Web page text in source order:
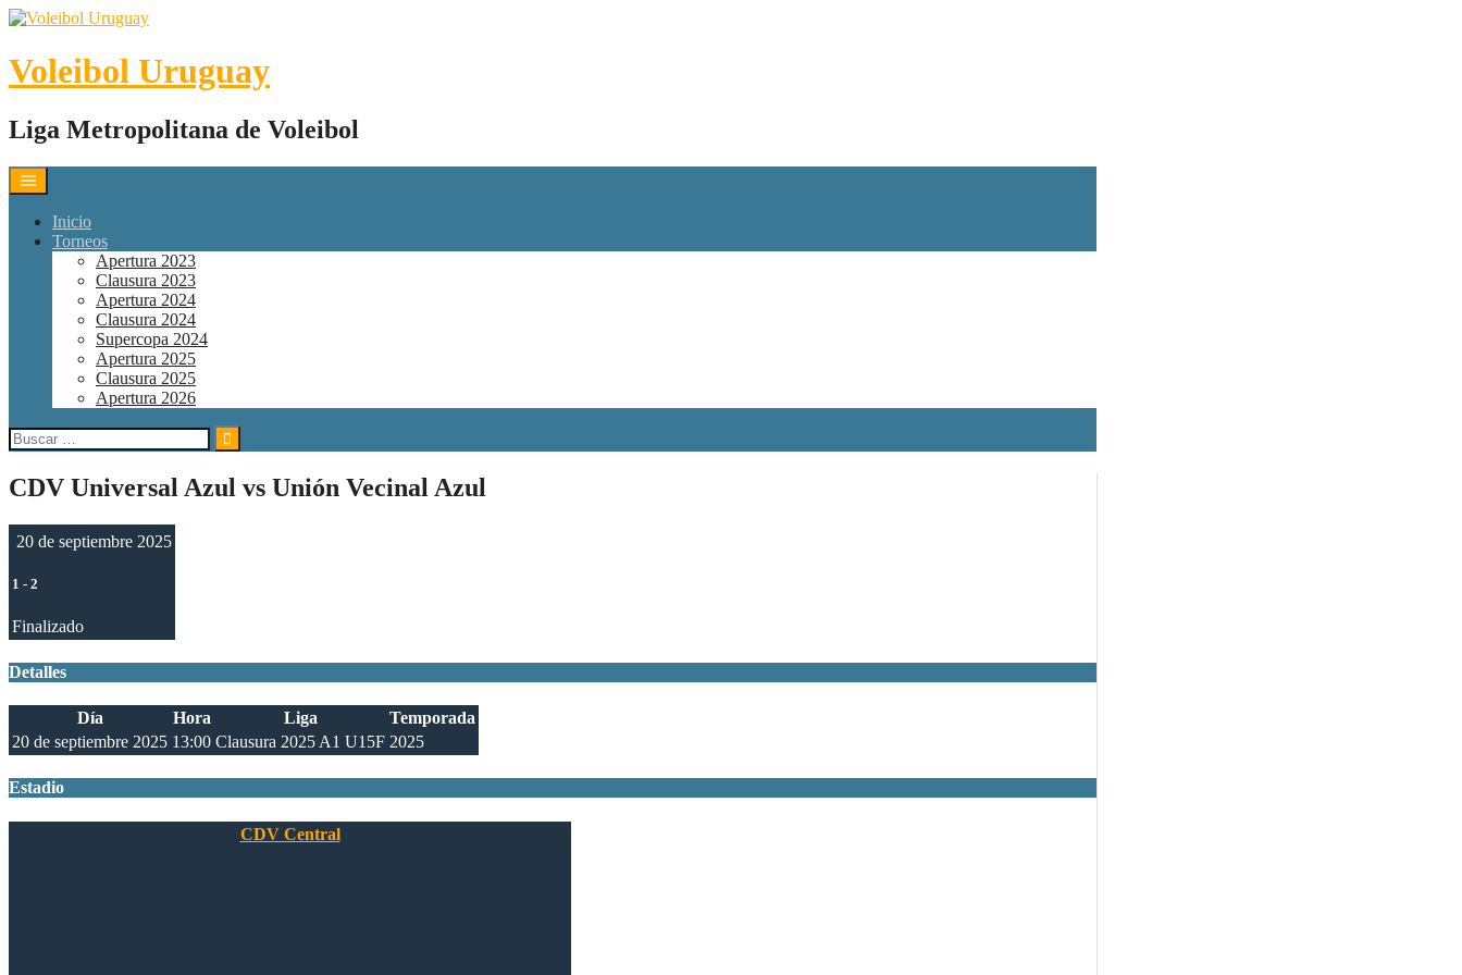
Skip
content
Voleibol Uruguay
Liga Metropolitana de Voleibol
Inicio
Torneos
Apertura 2023
Clausura 2023
Apertura 2024
Clausura 2024
Supercopa 2024
Apertura 2025
Clausura 2025
Apertura 2026
Buscar:
CDV Universal Azul vs Unión Vecinal Azul
20 de septiembre 2025
1 - 2
Finalizado
Detalles
Día Hora Liga
Temporada
20 de septiembre 2025 13:00 Clausura 2025 A1 U15F 2025
Estadio
CDV Central